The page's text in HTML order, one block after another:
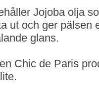
Jojoba olja
ut och ger pälsen
glans.
Chic de Paris